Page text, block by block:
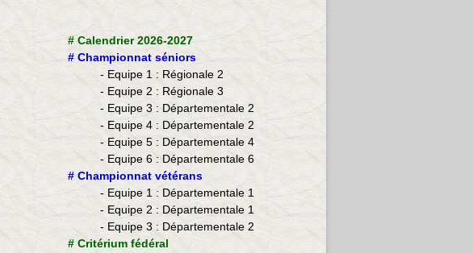
# Calendrier 2026-2027
# Championnat séniors
- Equipe 1 : Régionale 2
- Equipe 2 : Régionale 3
- Equipe 3 : Départementale 2
- Equipe 4 : Départementale 2
- Equipe 5 : Départementale 4
- Equipe 6 : Départementale 6
​# Championnat vétérans
- ​Equipe 1 : Départementale 1
- Equipe 2 : Départementale 1
- Equipe 3 : Départementale 2
# Critérium fédéral